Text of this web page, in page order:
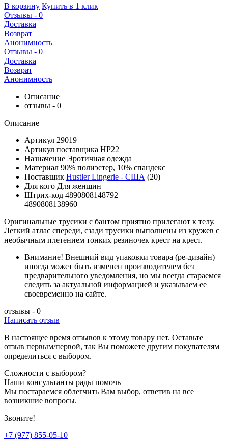
В корзину Купить в 1 клик
Отзывы - 0
Доставка
Возврат
Анонимность
Отзывы - 0
Доставка
Возврат
Анонимность
Описание
отзывы - 0
Описание
Артикул 29019
Артикул поставщика HP22
Назначение Эротичная одежда
Материал 90% полиэстер, 10% спандекс
Поставщик Hustler Lingerie - США (20)
Для кого Для женщин
Штрих-код 4890808148792
4890808138960
Оригинальные трусики с бантом приятно прилегают к телу.
Легкий атлас спереди, сзади трусики выполнены из кружев с
необычным плетением тонких резиночек крест на крест.
Внимание! Внешний вид упаковки товара (ре-дизайн)
иногда может быть изменен производителем без
предварительного уведомления, но мы всегда стараемся
следить за актуальной информацией и указываем ее
своевременно на сайте.
отзывы - 0
Написать отзыв
В настоящее время отзывов к этому товару нет. Оставьте
отзыв первым/первой, так Вы поможете другим покупателям
определиться с выбором.
Сложности с выбором?
Наши консультанты рады помочь
Мы постараемся облегчить Вам выбор, ответив на все
возникшие вопросы.
Звоните!
+7 (977) 855-05-10